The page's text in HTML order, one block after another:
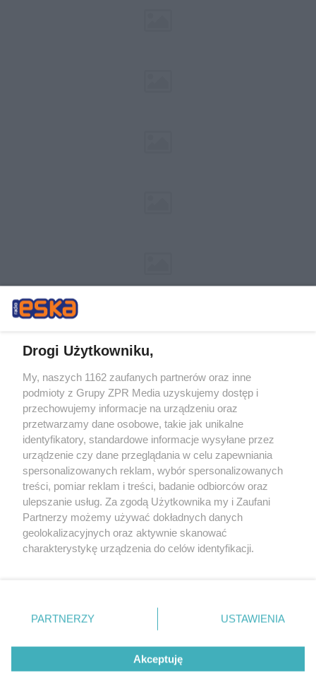
Żaden utwór zamieszczony w serwisie nie może być powielany i
rozpowszechniany lub dalej rozpowszechniany w jakikolwiek sposób (w
tym także elektroniczny lub mechaniczny) na jakimkolwiek polu
eksploatacji w jakiejkolwiek formie, włącznie z umieszczaniem w
Internecie bez pisemnej zgody właściciela praw. Jakiekolwiek użycie lub
wykorzystanie utworów w całości lub w części z naruszeniem prawa,
tzn. bez właściwej zgody, jest zabronione pod groźbą kary i może być
ścigane prawnie.
© 2026 Grupa ZPR Media
Drogi Użytkowniku,
My, naszych 1162 zaufanych partnerów oraz inne
podmioty z Grupy ZPR Media uzyskujemy dostęp i
przechowujemy informacje na urządzeniu oraz
przetwarzamy dane osobowe, takie jak unikalne
identyfikatory, standardowe informacje wysyłane przez
urządzenie czy dane przeglądania w celu zapewniania
spersonalizowanych reklam, wybór spersonalizowanych
treści, pomiar reklam i treści, badanie odbiorców oraz
ulepszanie usług. Za zgodą Użytkownika my i Zaufani
Partnerzy możemy używać dokładnych danych
geolokalizacyjnych oraz aktywnie skanować
charakterystykę urządzenia do celów identyfikacji.
zmienić/wycofać klikając przycisk ustawień prywatności
znajdujący się w lewym dolnym rogu strony
rodzaje przetwarzania danych nie wymagają zgody
użytkownika, ale masz prawo sprzeciwić się takiemu
przetwarzaniu. Preferencje będą miały zastosowanie tylko
PARTNERZY USTAWIENIA
Akceptuję